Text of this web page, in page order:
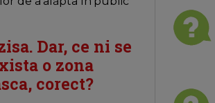
Dar, ce ni se
o zona
corect?